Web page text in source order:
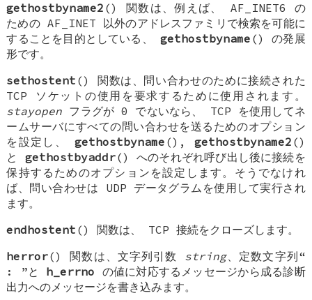
gethostbyname2 () 関数は、例えば、AF_INET6
の
ための AF_INET 以外のアドレスファミリで検索を可能に
することを目的としている、gethostbyname () の発展
形です。
sethostent () 関数は、問い合わせのために接続された
TCP ソケットの使用を要求するために使用されます。
stayopen フラグが 0 でないなら、 TCP を使用してネ
ームサーバにすべての問い合わせを送るためのオプション
を設定し、gethostbyname (), gethostbyname2 ()
と gethostbyaddr() へのそれぞれ呼び出し後に接続を
保持するためのオプションを設定します。そうでなけれ
ば、問い合わせは UDP データグラムを使用して実行され
ます。
endhostent () 関数は、 TCP 接続をクローズします。
herror() 関数は、文字列引数 string、定数文字列“
:
”と h_errno の値に対応するメッセージから成る診断
出力へのメッセージを書き込みます。